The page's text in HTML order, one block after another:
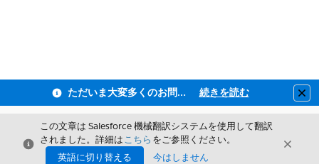
ただいま大変多くのお問い合わせをいただいており、ご連絡までにお時間を頂戴しております 続きを読む
閉じる
この文章は Salesforce 機械翻訳システムを使用して翻訳
されました。詳細はこちら をご参照ください。
英語に切り替える
今はしません
閉じる